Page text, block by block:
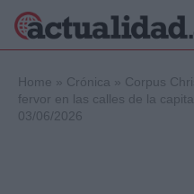
Home » Crónica » Corpus
fervor en las calles de la
03/06/2026